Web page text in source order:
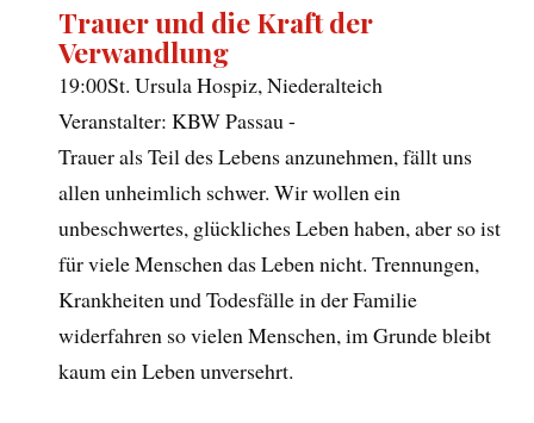
Trauer und die Kraft der
Verwandlung
19:00St. Ursula Hospiz, Niederalteich
Veranstalter: KBW Passau -
Trauer als Teil des Lebens anzunehmen, fällt uns
allen unheimlich schwer. Wir wollen ein
unbeschwertes, glückliches Leben haben, aber so ist
für viele Menschen das Leben nicht. Trennungen,
Krankheiten und Todesfälle in der Familie
widerfahren so vielen Menschen, im Grunde bleibt
kaum ein Leben unversehrt.